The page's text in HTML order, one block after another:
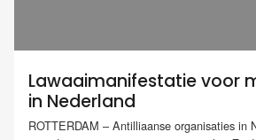
Lawaaimanifestatie voor
in Nederland
ROTTERDAM – Antilliaanse organisaties in